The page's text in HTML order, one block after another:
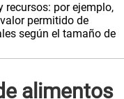
recursos: por ejemplo,
permitido de
según el tamaño de
alimentos